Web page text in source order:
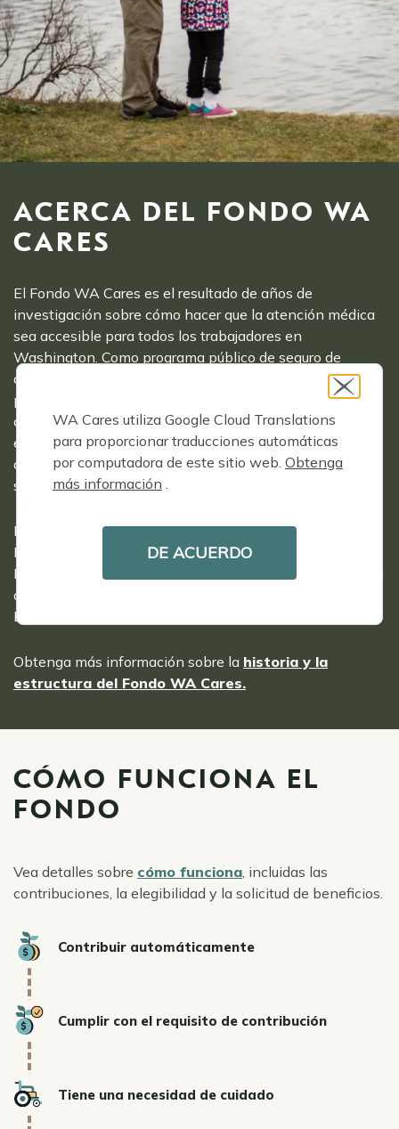
ACERCA DEL FONDO WA
CARES
El Fondo WA Cares es el resultado de años de
investigación sobre cómo hacer que la atención médica
sea accesible para todos los trabajadores en
Washington. Como programa público de seguro de
atención a largo plazo, WA Cares garantiza cobertura
para todos los trabajadores, independientemente de sus
condiciones preexistentes. Washington es el primer
estado del país en crear una forma asequible para que la
amplia clase media acceda a la atención a largo plazo
sin tener que gastar todos sus ahorros.
El Fondo WA Cares es administrado por el
Departamento de Servicios Sociales y de Salud del
Estado de Washington, en colaboración con la Autoridad
de Atención Médica del Estado de Washington y el
Departamento de Seguridad del Empleo.
Obtenga más información sobre la historia y la
estructura del Fondo WA Cares.
CÓMO FUNCIONA EL
FONDO
Vea detalles sobre cómo funciona , incluidas las
contribuciones, la elegibilidad y la solicitud de beneficios.
Icon Contribuir automáticamente
Icon Cumplir con el requisito de contribución
Icon Tiene una necesidad de cuidado
WA Cares utiliza Google Cloud Translations
para proporcionar traducciones automáticas
por computadora de este sitio web. Obtenga
más información
DE ACUERDO